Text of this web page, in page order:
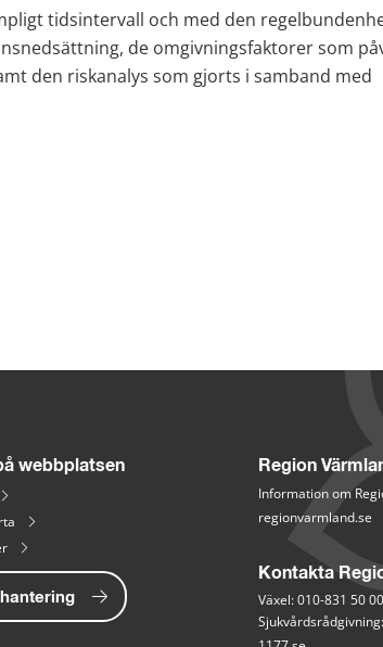
tidsintervall och med den
de omgivningsfaktorer som
den riskanalys som gjorts i samband med
webbplatsen Region
Information om
regionvarmland.se
Kontakta
Växel: 010-831 50 00